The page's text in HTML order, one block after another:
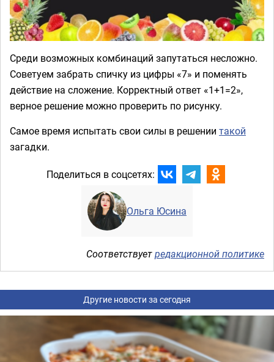
Среди возможных комбинаций запутаться несложно.
Советуем забрать спичку из цифры «7» и поменять
действие на сложение. Корректный ответ «1+1=2»,
верное решение можно проверить по рисунку.
Самое время испытать свои силы в решении такой
загадки.
Поделиться в соцсетях:
Ольга Юсина
Соответствуетредакционной политике
Другие новости за сегодня